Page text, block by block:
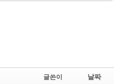
글쓴이 날짜